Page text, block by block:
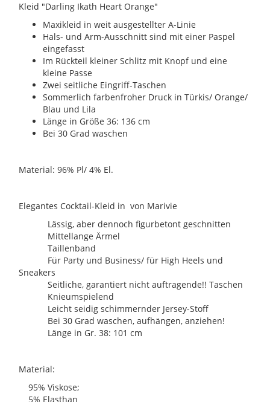
Kleid "Darling Ikath Heart Orange"
Maxikleid in weit ausgestellter A-Linie
Hals- und Arm-Ausschnitt sind mit einer Paspel
eingefasst
Im Rückteil kleiner Schlitz mit Knopf und eine
kleine Passe
Zwei seitliche Eingriff-Taschen
Sommerlich farbenfroher Druck in Türkis/ Orange/
Blau und Lila
Länge in Größe 36: 136 cm
Bei 30 Grad waschen
Material: 96% Pl/ 4% El.
Elegantes Cocktail-Kleid in von Marivie
Lässig, aber dennoch figurbetont geschnitten
Mittellange Ärmel
Taillenband
Für Party und Business/ für High Heels und
Sneakers
Seitliche, garantiert nicht auftragende!! Taschen
Knieumspielend
Leicht seidig schimmernder Jersey-Stoff
Bei 30 Grad waschen, aufhängen, anziehen!
Länge in Gr. 38: 101 cm
Material:
95% Viskose;
5% Elasthan